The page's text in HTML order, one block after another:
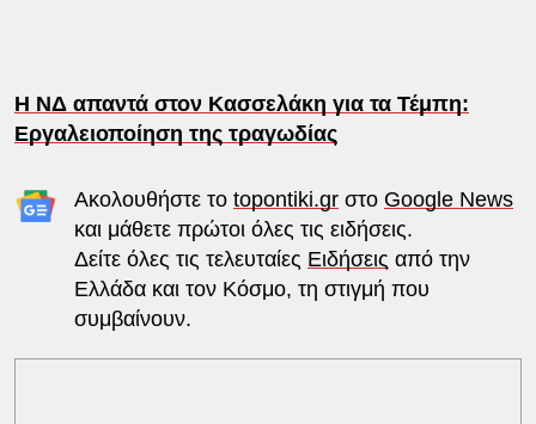
Η ΝΔ απαντά στον Κασσελάκη για τα Τέμπη:
Εργαλειοποίηση της τραγωδίας
Ακολουθήστε το topontiki.grστο Google News
και μάθετε πρώτοι όλες τις ειδήσεις.
Δείτε όλες τις τελευταίες Ειδήσεις από την
Ελλάδα και τον Κόσμο, τη στιγμή που
συμβαίνουν.